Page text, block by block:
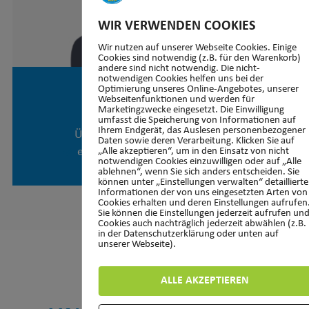
CLAUDIA HESS
Übungsleiterin (für Berufstätige)
erwachsenenturnen@tvwehen.de
MEHR ÜBER
WIR VERWENDEN COOKIES
Wir nutzen auf unserer Webseite Cookies. Einige
Cookies sind notwendig (z.B. für den Warenkorb)
andere sind nicht notwendig. Die nicht-
notwendigen Cookies helfen uns bei der
Optimierung unseres Online-Angebotes, unserer
Webseitenfunktionen und werden für
Marketingzwecke eingesetzt. Die Einwilligung
umfasst die Speicherung von Informationen auf
Ihrem Endgerät, das Auslesen personenbezogener
Daten sowie deren Verarbeitung. Klicken Sie auf
„Alle akzeptieren“, um in den Einsatz von nicht
notwendigen Cookies einzuwilligen oder auf „Alle
ablehnen“, wenn Sie sich anders entscheiden. Sie
können unter „Einstellungen verwalten“ detaillierte
Informationen der von uns eingesetzten Arten von
Cookies erhalten und deren Einstellungen
Sie können die Einstellungen jederzeit aufrufen
Cookies auch nachträglich jederzeit abwählen (z.B.
in der Datenschutzerklärung oder unten auf
unserer Webseite).
ALLE AKZEPTIEREN